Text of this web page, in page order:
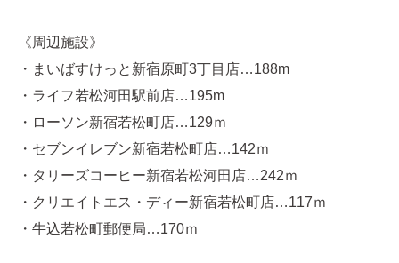
《周辺施設》
・まいばすけっと新宿原町3丁目店…188m
・ライフ若松河田駅前店…195m
・ローソン新宿若松町店…129ｍ
・セブンイレブン新宿若松町店…142ｍ
・タリーズコーヒー新宿若松河田店…242ｍ
・クリエイトエス・ディー新宿若松町店…117ｍ
・牛込若松町郵便局…170ｍ